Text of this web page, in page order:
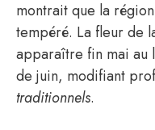
montrait que la
tempéré. La fleur de
apparaître fin mai au
de juin, modifiant
traditionnels.